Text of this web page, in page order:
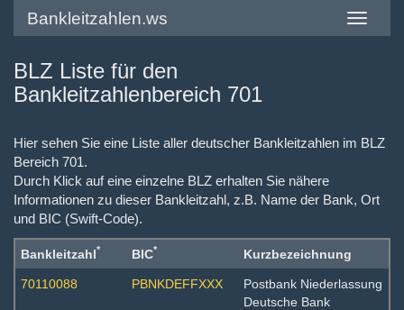
Toggle
Bankleitzahlen.ws
BLZ Liste für den
Bankleitzahlenbereich 701
Hier sehen Sie eine Liste aller deutscher Bankleitzahlen im BLZ
Bereich 701.
Durch Klick auf eine einzelne BLZ erhalten Sie nähere
Informationen zu dieser Bankleitzahl, z.B. Name der Bank, Ort
und BIC (Swift-Code).
Bankleitzahl* BIC* Kurzbezeichnung
70110088 PBNKDEFFXXX
Postbank Niederlassung
Deutsche Bank